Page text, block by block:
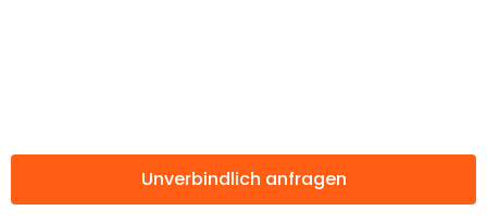
Unverbindlich anfragen